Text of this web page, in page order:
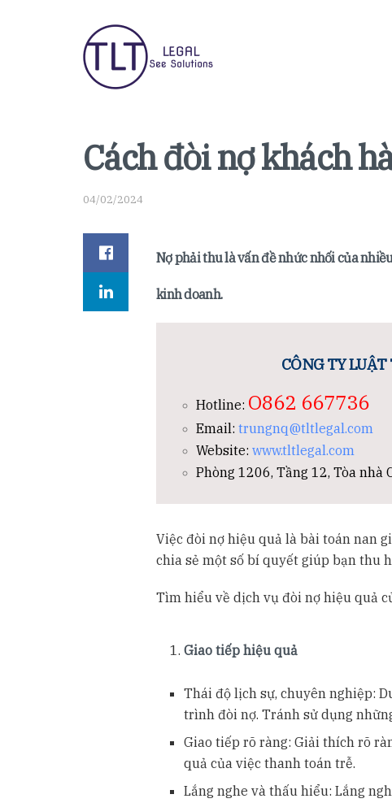
Cách đòi nợ khách
04/02/2024
Nợ phải thu là vấn đề nhức nhối của
kinh doanh.
CÔNG TY
Hotline: O862 667736
Email: trungnq@tltlegal.com
Website:www.tltlegal.com
Phòng 1206, Tầng 12, Tòa nhà
Việc đòi nợ hiệu quả là bài toán nan
chia sẻ một số bí quyết giúp bạn thu
Tìm hiểu về dịch vụ đòi nợ hiệu quả
Giao tiếp hiệu quả
Thái độ lịch sự, chuyên nghiệp:
trình đòi nợ. Tránh sử dụng
Giao tiếp rõ ràng: Giải thích rõ
quả của việc thanh toán trễ.
Lắng nghe và thấu hiểu: Lắng